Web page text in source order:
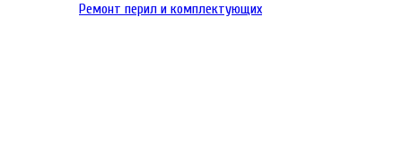
Ремонт перил и комплектующих